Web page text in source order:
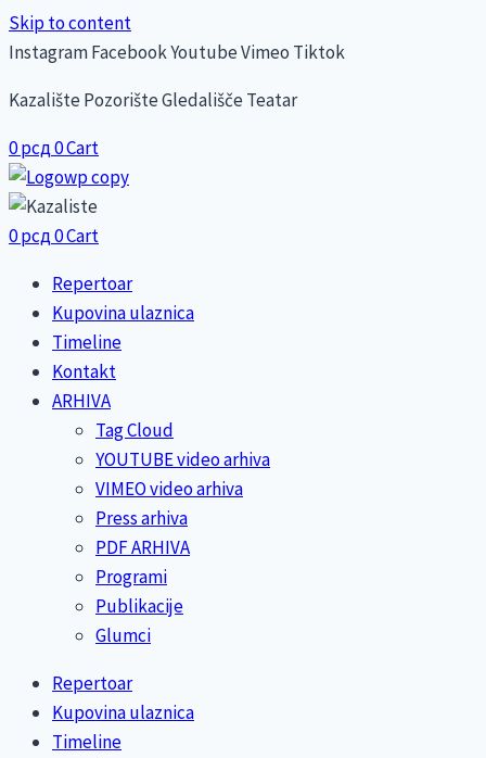
Skip to content
InstagramFacebookYoutubeVimeo Tiktok
Kazalište Pozorište Gledališče Teatar
0рсд0Cart
0рсд0Cart
Repertoar
Kupovina ulaznica
Timeline
Kontakt
ARHIVA
Tag Cloud
YOUTUBE video arhiva
VIMEO video arhiva
Press arhiva
PDF ARHIVA
Programi
Publikacije
Glumci
Repertoar
Kupovina ulaznica
Timeline